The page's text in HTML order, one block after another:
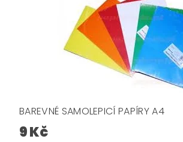
BAREVNÉ SAMOLEPICÍ PAPÍRY A4
9 Kč